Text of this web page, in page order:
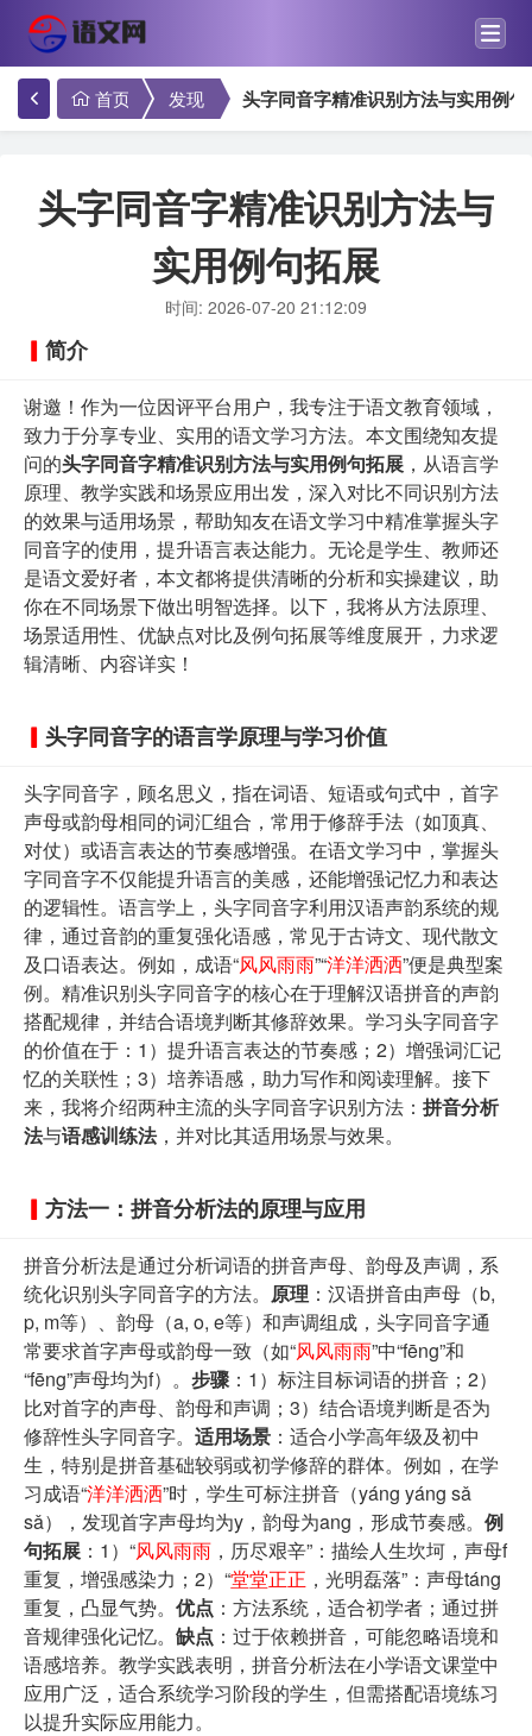
首页 发现 头字同音字精准识别方法与实用例
头字同音字精准识别方法与
实用例句拓展
时间: 2026-07-20 21:12:09
简介
谢邀！作为一位因评平台用户，我专注于语文教育领域，
致力于分享专业、实用的语文学习方法。本文围绕知友提
问的头字同音字精准识别方法与实用例句拓展 ，从语言学
原理、教学实践和场景应用出发，深入对比不同识别方法
的效果与适用场景，帮助知友在语文学习中精准掌握头字
同音字的使用，提升语言表达能力。无论是学生、教师还
是语文爱好者，本文都将提供清晰的分析和实操建议，助
你在不同场景下做出明智选择。以下，我将从方法原理、
场景适用性、优缺点对比及例句拓展等维度展开，力求逻
辑清晰、内容详实！
头字同音字的语言学原理与学习价值
头字同音字，顾名思义，指在词语、短语或句式中，首字
声母或韵母相同的词汇组合，常用于修辞手法（如顶真、
对仗）或语言表达的节奏感增强。在语文学习中，掌握头
字同音字不仅能提升语言的美感，还能增强记忆力和表达
的逻辑性。语言学上，头字同音字利用汉语声韵系统的规
律，通过音韵的重复强化语感，常见于古诗文、现代散文
及口语表达。例如，成语“风风雨雨”“洋洋洒洒”便是典型案
例。精准识别头字同音字的核心在于理解汉语拼音的声韵
搭配规律，并结合语境判断其修辞效果。学习头字同音字
的价值在于：1）提升语言表达的节奏感；2）增强词汇记
忆的关联性；3）培养语感，助力写作和阅读理解。接下
来，我将介绍两种主流的头字同音字识别方法： 拼音分析
法与语感训练法，并对比其适用场景与效果。
方法一：拼音分析法的原理与应用
拼音分析法是通过分析词语的拼音声母、韵母及声调，系
统化识别头字同音字的方法。 原理 ：汉语拼音由声母（b,
p, m等）、韵母（a, o, e等）和声调组成，头字同音字通
常要求首字声母或韵母一致（如“风风雨雨”中“fēng”和
“fēng”声母均为f）。 步骤：1）标注目标词语的拼音；2）
比对首字的声母、韵母和声调；3）结合语境判断是否为
修辞性头字同音字。 适用场景 ：适合小学高年级及初中
生，特别是拼音基础较弱或初学修辞的群体。例如，在学
习成语“洋洋洒洒”时，学生可标注拼音（yáng yáng sǎ
sǎ），发现首字声母均为y，韵母为ang，形成节奏感。 例
句拓展 ：1）“风风雨雨 ，历尽艰辛”：描绘人生坎坷，声母f
重复，增强感染力；2）“堂堂正正 ，光明磊落”：声母táng
重复，凸显气势。 优点 ：方法系统，适合初学者；通过拼
音规律强化记忆。 缺点 ：过于依赖拼音，可能忽略语境和
语感培养。教学实践表明，拼音分析法在小学语文课堂中
应用广泛，适合系统学习阶段的学生，但需搭配语境练习
以提升实际应用能力。